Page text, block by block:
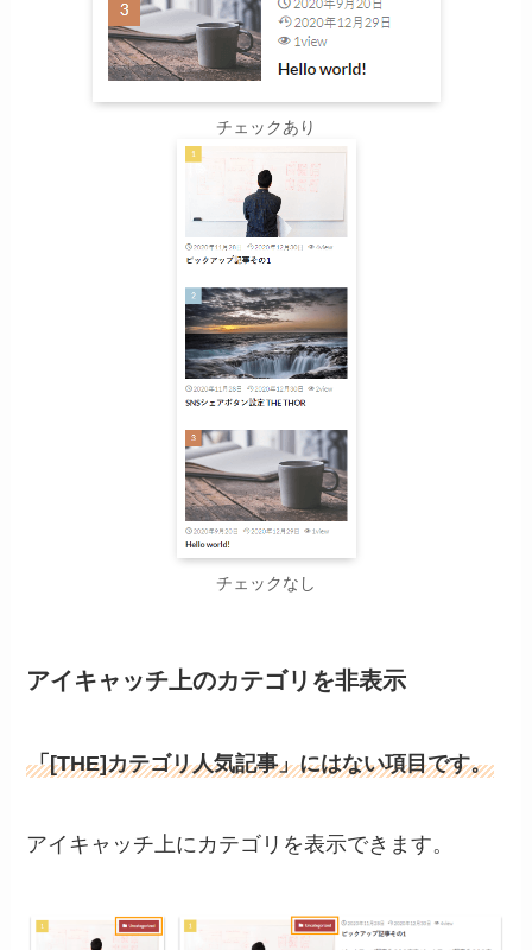
チェックあり
チェックなし
アイキャッチ上のカテゴリを非表示
「[THE]カテゴリ人気記事」にはない項目です。
アイキャッチ上にカテゴリを表示できます。